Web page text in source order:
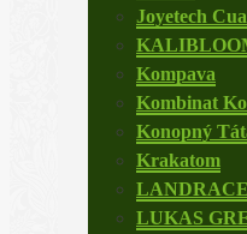
Joyetech
Kompava
Kombinat
Konopný
Krakatom
LUKAS